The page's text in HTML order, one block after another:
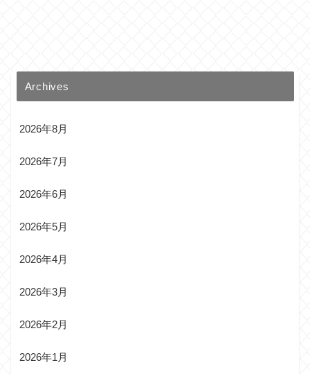
Archives
2026年8月
2026年7月
2026年6月
2026年5月
2026年4月
2026年3月
2026年2月
2026年1月